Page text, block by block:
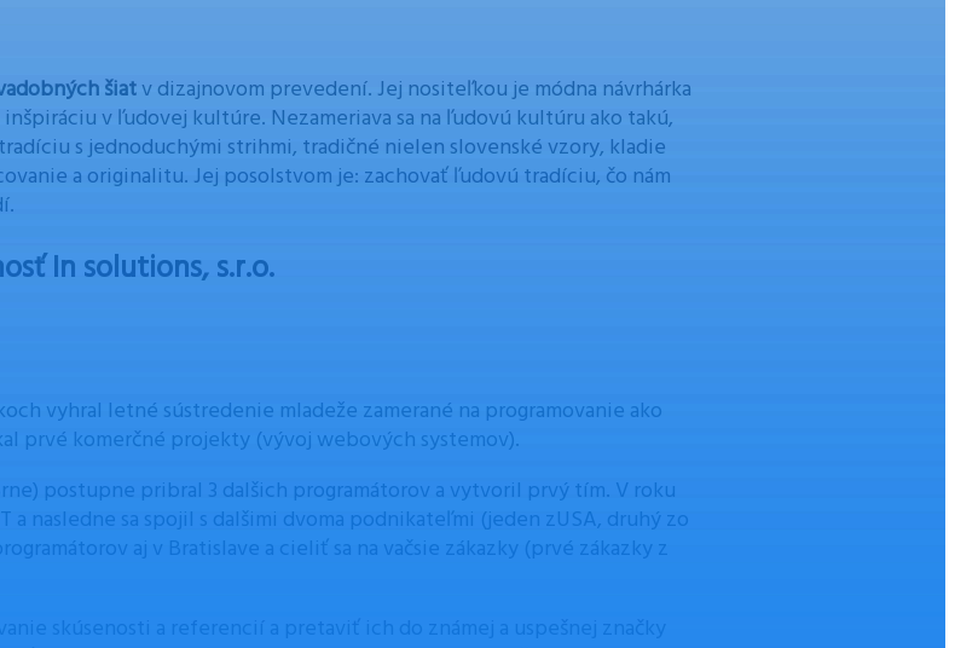
šiatv dizajnovom prevedení. Jej nositeľkou je módna návrhárka
inšpiráciu v ľudovej kultúre. Nezameriava sa na ľudovú kultúru ako takú,
s jednoduchými strihmi, tradičné nielen slovenské vzory, kladie
a originalitu. Jej posolstvom je: zachovať ľudovú tradíciu, čo nám
In solutions, s.r.o.
vyhral letné sústredenie mladeže zamerané na programovanie ako
prvé komerčné projekty (vývoj webových systemov).
postupne pribral 3 dalšich programátorov a vytvoril prvý tím. V roku
a nasledne sa spojil s dalšimi dvoma podnikateľmi (jeden zUSA, druhý zo
aj v Bratislave a cieliť sa na vačsie zákazky (prvé zákazky z
skúsenosti a referencií a pretaviť ich do známej a uspešnej značky